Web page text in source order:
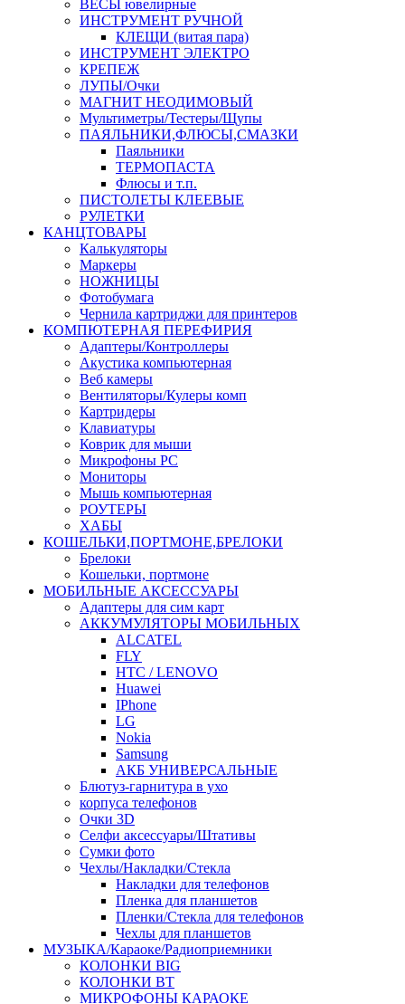
ВЕСЫ ювелирные
ИНСТРУМЕНТ РУЧНОЙ
КЛЕЩИ (витая пара)
ИНСТРУМЕНТ ЭЛЕКТРО
КРЕПЕЖ
ЛУПЫ/Очки
МАГНИТ НЕОДИМОВЫЙ
Мультиметры/Тестеры/Щупы
ПАЯЛЬНИКИ,ФЛЮСЫ,СМАЗКИ
Паяльники
ТЕРМОПАСТА
Флюсы и т.п.
ПИСТОЛЕТЫ КЛЕЕВЫЕ
РУЛЕТКИ
КАНЦТОВАРЫ
Калькуляторы
Маркеры
НОЖНИЦЫ
Фотобумага
Чернила картриджи для принтеров
КОМПЮТЕРНАЯ ПЕРЕФИРИЯ
Адаптеры/Контроллеры
Акустика компьютерная
Веб камеры
Вентиляторы/Кулеры комп
Картридеры
Клавиатуры
Коврик для мыши
Микрофоны PC
Мониторы
Мышь компьютерная
РОУТЕРЫ
ХАБЫ
КОШЕЛЬКИ,ПОРТМОНЕ,БРЕЛОКИ
Брелоки
Кошельки, портмоне
МОБИЛЬНЫЕ АКСЕССУАРЫ
Адаптеры для сим карт
АККУМУЛЯТОРЫ МОБИЛЬНЫХ
ALCATEL
FLY
HTC / LENOVO
Huawei
IPhone
LG
Nokia
Samsung
АКБ УНИВЕРСАЛЬНЫЕ
Блютуз-гарнитура в ухо
корпуса телефонов
Очки 3D
Селфи аксессуары/Штативы
Сумки фото
Чехлы/Накладки/Стекла
Накладки для телефонов
Пленка для планшетов
Пленки/Стекла для телефонов
Чехлы для планшетов
МУЗЫКА/Караоке/Радиоприемники
КОЛОНКИ BIG
КОЛОНКИ BT
МИКРОФОНЫ КАРАОКЕ